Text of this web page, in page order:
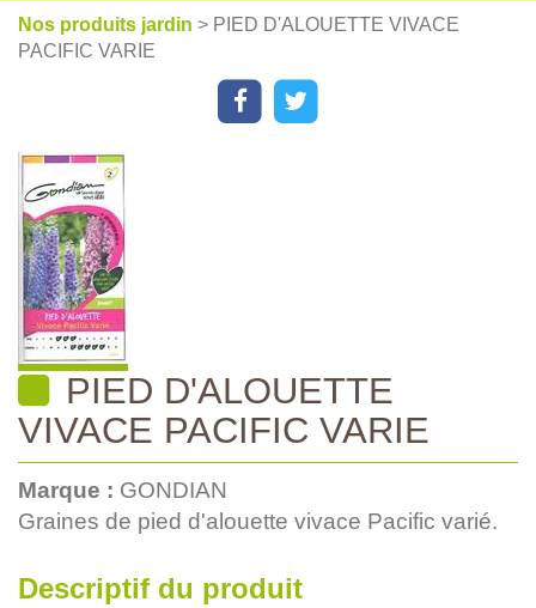
Nos produits jardin > PIED D'ALOUETTE VIVACE
PACIFIC VARIE
PIED D'ALOUETTE
VIVACE PACIFIC VARIE
Marque : GONDIAN
Graines de pied d'alouette vivace Pacific varié.
Descriptif du produit